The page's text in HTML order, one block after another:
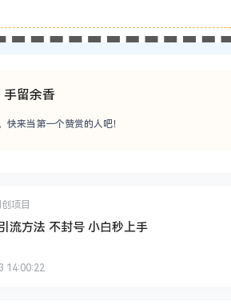
手留余香
快来当第一个赞赏的人吧！
创项目
流方法 不封号 小白秒上手
14:00:22